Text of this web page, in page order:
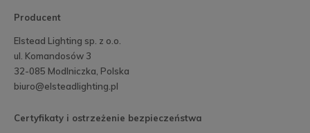
Producent
Elstead Lighting sp. z o.o.
ul. Komandosów 3
32-085 Modlniczka, Polska
biuro@elsteadlighting.pl
Certyfikaty i ostrzeżenie bezpieczeństwa